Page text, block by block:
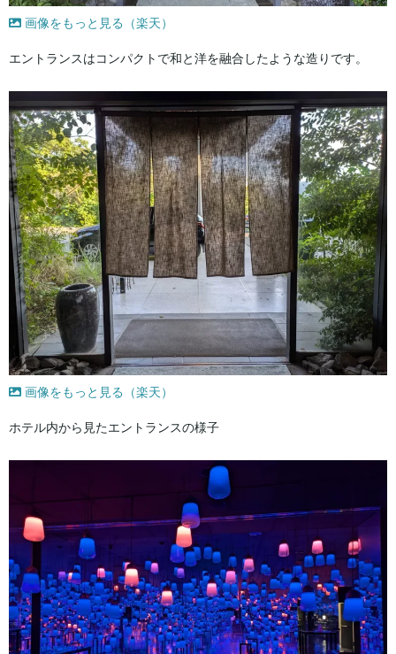
画像をもっと見る（楽天）
エントランスはコンパクトで和と洋を融合したような造りです。
画像をもっと見る（楽天）
ホテル内から見たエントランスの様子